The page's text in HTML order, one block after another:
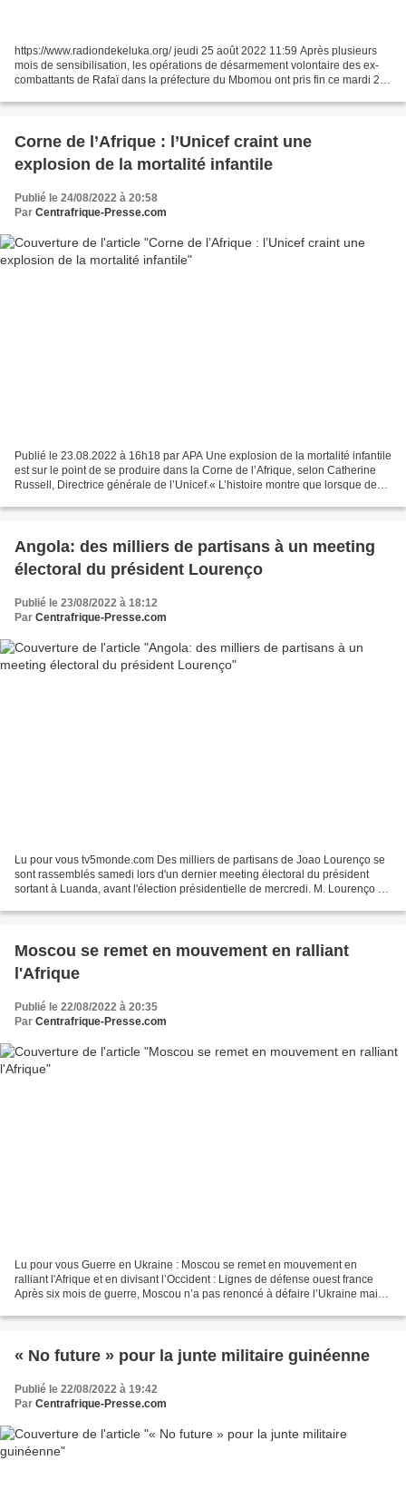
https://www.radiondekeluka.org/ jeudi 25 août 2022 11:59 Après plusieurs
mois de sensibilisation, les opérations de désarmement volontaire des ex-
combattants de Rafaï dans la préfecture du Mbomou ont pris fin ce mardi 24
Corne de l’Afrique : l’Unicef craint une
explosion de la mortalité infantile
Publié le 24/08/2022 à 20:58
Par Centrafrique-Presse.com
Publié le 23.08.2022 à 16h18 par APA Une explosion de la mortalité infantile
est sur le point de se produire dans la Corne de l’Afrique, selon Catherine
Russell, Directrice générale de l’Unicef.« L’histoire montre que lorsque des
Angola: des milliers de partisans à un meeting
électoral du président Lourenço
Publié le 23/08/2022 à 18:12
Par Centrafrique-Presse.com
Lu pour vous tv5monde.com Des milliers de partisans de Joao Lourenço se
sont rassemblés samedi lors d'un dernier meeting électoral du président
sortant à Luanda, avant l'élection présidentielle de mercredi. M. Lourenço a
Moscou se remet en mouvement en ralliant
l'Afrique
Publié le 22/08/2022 à 20:35
Par Centrafrique-Presse.com
Lu pour vous Guerre en Ukraine : Moscou se remet en mouvement en
ralliant l'Afrique et en divisant l’Occident : Lignes de défense ouest france
Après six mois de guerre, Moscou n’a pas renoncé à défaire l’Ukraine mais
« No future » pour la junte militaire guinéenne
Publié le 22/08/2022 à 19:42
Par Centrafrique-Presse.com